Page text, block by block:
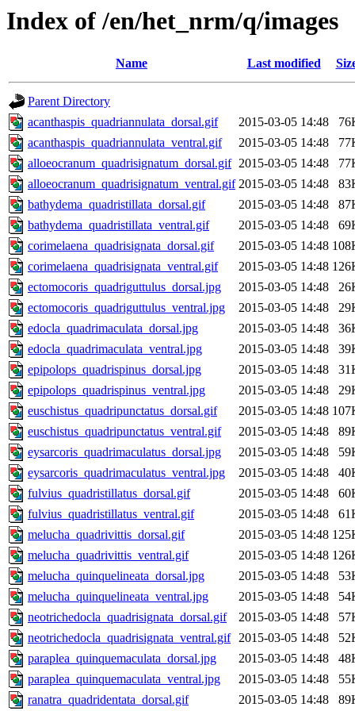
Index of /en/het_nrm/q/images
Name Last modified
Parent Directory
acanthaspis_quadriannulata_dorsal.gif
2015-03-05 14:48
acanthaspis_quadriannulata_ventral.gif
2015-03-05 14:48
alloeocranum_quadrisignatum_dorsal.gif 2015-03-05 14:48
alloeocranum_quadrisignatum_ventral.gif 2015-03-05 14:48
bathydema_quadristillata_dorsal.gif
2015-03-05 14:48
bathydema_quadristillata_ventral.gif
2015-03-05 14:48
corimelaena_quadrisignata_dorsal.gif
2015-03-05 14:48
corimelaena_quadrisignata_ventral.gif
2015-03-05 14:48
ectomocoris_quadriguttulus_dorsal.jpg
2015-03-05 14:48
ectomocoris_quadriguttulus_ventral.jpg
2015-03-05 14:48
edocla_quadrimaculata_dorsal.jpg
2015-03-05 14:48
edocla_quadrimaculata_ventral.jpg
2015-03-05 14:48
epipolops_quadrispinus_dorsal.jpg
2015-03-05 14:48
epipolops_quadrispinus_ventral.jpg
2015-03-05 14:48
euschistus_quadripunctatus_dorsal.gif
2015-03-05 14:48
euschistus_quadripunctatus_ventral.gif
2015-03-05 14:48
eysarcoris_quadrimaculatus_dorsal.jpg
2015-03-05 14:48
eysarcoris_quadrimaculatus_ventral.jpg
2015-03-05 14:48
fulvius_quadristillatus_dorsal.gif
2015-03-05 14:48
fulvius_quadristillatus_ventral.gif
2015-03-05 14:48
melucha_quadrivittis_dorsal.gif
2015-03-05 14:48
melucha_quadrivittis_ventral.gif
2015-03-05 14:48
melucha_quinquelineata_dorsal.jpg
2015-03-05 14:48
melucha_quinquelineata_ventral.jpg
2015-03-05 14:48
neotrichedocla_quadrisignata_dorsal.gif
2015-03-05 14:48
neotrichedocla_quadrisignata_ventral.gif 2015-03-05 14:48
paraplea_quinquemaculata_dorsal.jpg
2015-03-05 14:48
paraplea_quinquemaculata_ventral.jpg
2015-03-05 14:48
ranatra_quadridentata_dorsal.gif
2015-03-05 14:48